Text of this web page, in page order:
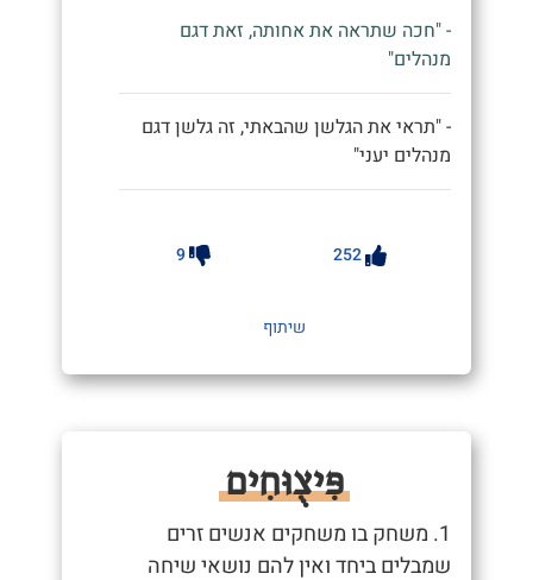
- "חכה שתראה את אחותה, זאת דגם
מנהלים"
- "תראי את הגלשן שהבאתי, זה גלשן דגם
מנהלים יעני"
252
9
שיתוף
פִּיצֻוּחִים
1. משחק בו משחקים אנשים זרים
שמבלים ביחד ואין להם נושאי שיחה